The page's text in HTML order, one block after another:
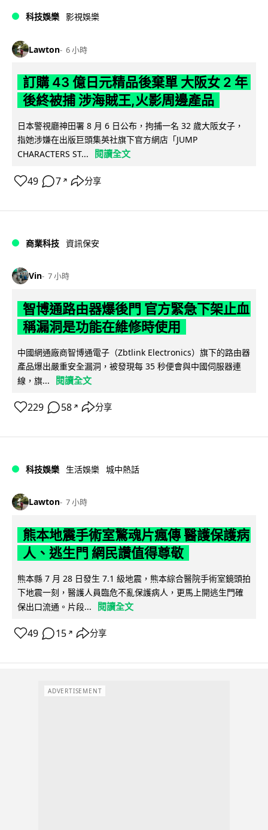
科技娛樂 影視娛樂
Lawton 6 小時
訂購 43 億日元精品後棄單 大阪女 2 年
後終被捕 涉海賊王,火影周邊產品
日本警視廳神田署 8 月 6 日公布，拘捕一名 32 歲大阪女子，
指她涉嫌在出版巨頭集英社旗下官方網店「JUMP
CHARACTERS ST...
閱讀全文
49 7 ↗ 分享
商業科技 資訊保安
Vin 7 小時
智博通路由器爆後門 官方緊急下架止血
稱漏洞是功能在維修時使用
中國網通廠商智博通電子（Zbtlink Electronics）旗下的路由器
產品爆出嚴重安全漏洞，被發現每 35 秒便會與中國伺服器連
線，旗...
閱讀全文
229 58 ↗ 分享
科技娛樂 生活娛樂 城中熱話
Lawton 7 小時
熊本地震手術室驚魂片瘋傳 醫護保護病
人、逃生門 網民讚值得尊敬
熊本縣 7 月 28 日發生 7.1 級地震，熊本綜合醫院手術室鏡頭拍
下地震一刻，醫護人員臨危不亂保護病人，更馬上開逃生門確
保出口流通。片段...
閱讀全文
49 15 ↗ 分享
ADVERTISEMENT